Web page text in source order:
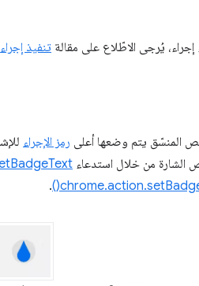
يُرجى الاطّلاع على مقالة تنفيذ إجراء
المنسّق يتم وضعها أعلى رمز الإجراء
من خلال استدعاء
.